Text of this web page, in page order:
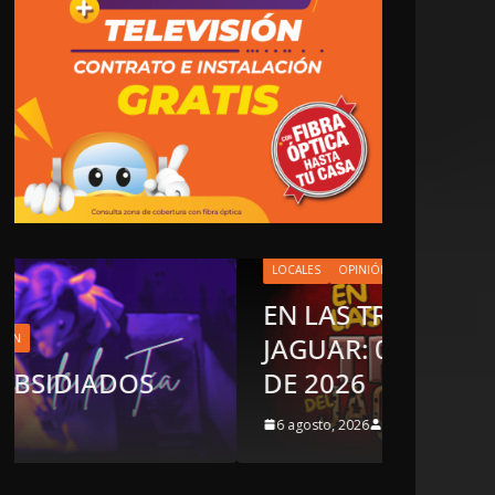
LOCALES OPINIÓN
EN LAS TRIPAS DEL
JAGUAR: 06 DE AGOSTO
DE 2026